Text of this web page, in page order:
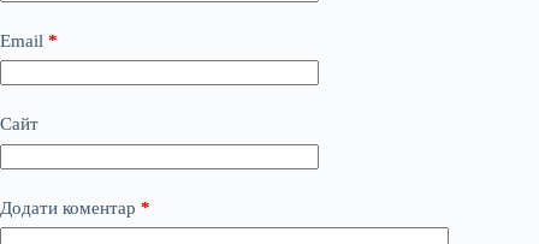
Email *
Сайт
Додати коментар *